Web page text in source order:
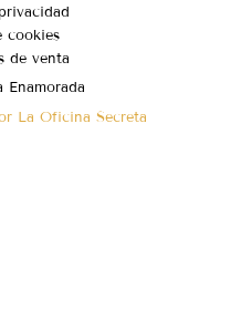
cookies
de venta
Enamorada
La Oficina Secreta